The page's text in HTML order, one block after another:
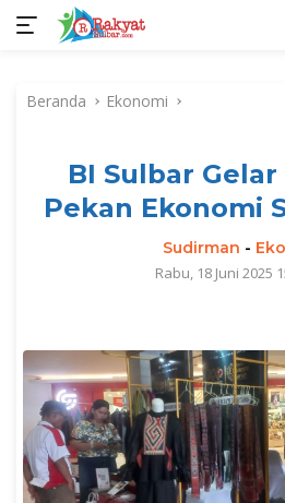
kontenBeranda Ekonomi
BI Sulbar Gelar
Pekan Ekonomi
Sudirman -
Rabu, 18 Juni 2025